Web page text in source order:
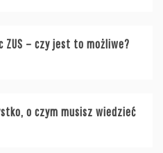
ZUS – czy jest to możliwe?
o czym musisz wiedzieć